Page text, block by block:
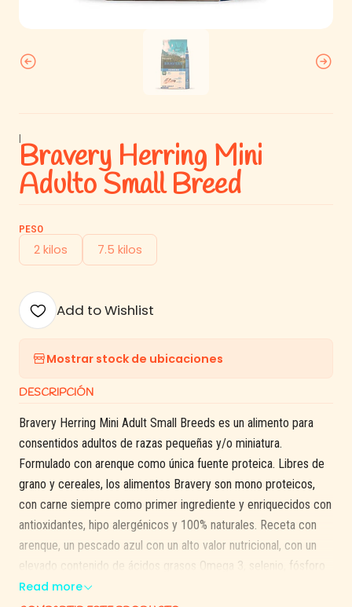
|
Bravery Herring Mini
Adulto Small Breed
PESO
2 kilos 7.5 kilos
Add to Wishlist
Mostrar stock de ubicaciones
DESCRIPCIÓN
Bravery Herring Mini Adult Small Breeds es un alimento para
consentidos adultos de razas pequeñas y/o miniatura.
Formulado con arenque como única fuente proteica. Libres de
grano y cereales, los alimentos Bravery son mono proteicos,
con carne siempre como primer ingrediente y enriquecidos con
antioxidantes, hipo alergénicos y 100% naturales. Receta con
arenque, un pescado azul con un alto valor nutricional, con un
elevado contenido de ácidos grasos Omega 3, selenio, fósforo
y de las vitaminas B6, B12, niacina y vitamina D, que permiten un
Read more